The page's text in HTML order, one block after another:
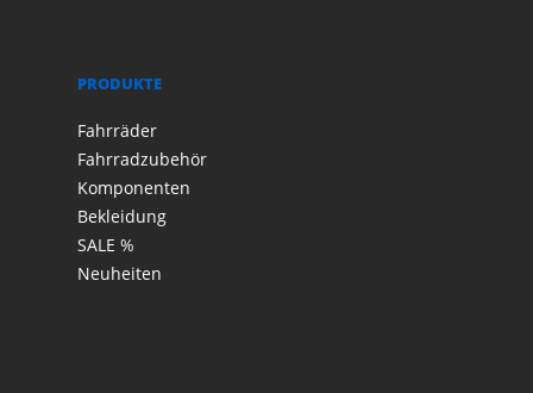
PRODUKTE
Fahrräder
Fahrradzubehör
Komponenten
Bekleidung
SALE %
Neuheiten